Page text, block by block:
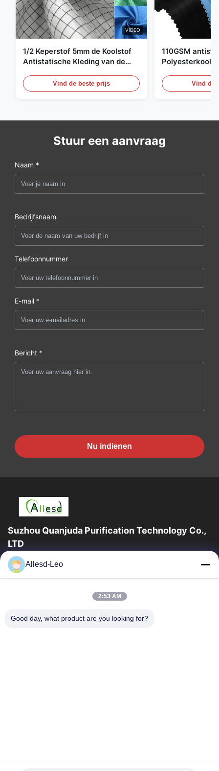
VIDEO
1/2 Keperstof 5mm de Koolstof
Antistatische Kleding van de
Vind de beste prijs
110GSM
Vind de
Stuur een aanvraag
Naam *
Bedrijfsnaam
Telefoonnummer
E-mail *
Bericht *
Nu indienen
Suzhou Quanjuda Purification Technology Co.,
LTD
16years ervaring, als belangrijke fabrikant en exporteur van
ESD & Cleanroom producten, bieden wij een volledige lijn van
Huis
Producten
Allesd-Leo
2:53 AM
Good day, what product are you looking for?